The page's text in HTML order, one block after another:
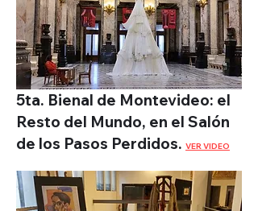
5ta. Bienal de Montevideo: el
Resto del Mundo, en el Salón
de los Pasos Perdidos. VER VIDEO